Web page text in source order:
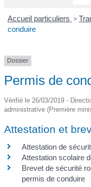
Accueil particuliers >
conduire
Dossier
Permis de
Vérifié le 26/03/2019 -
administrative (Première
Attestation et
Attestation de
Attestation scolaire
Brevet de sécurité
permis de conduire